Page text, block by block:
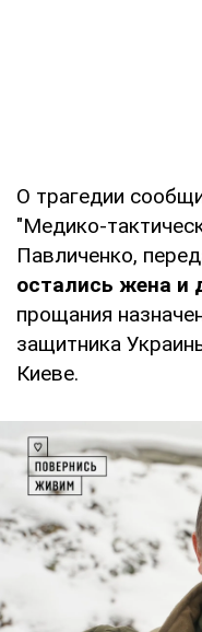
О трагедии
"Медико-
Павличенко,
остались жена и
прощания
защитника
Киеве.